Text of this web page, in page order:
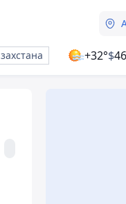
+32°$